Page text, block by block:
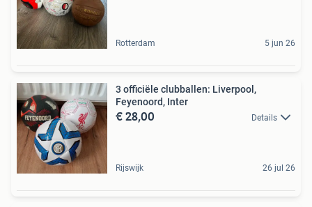
Rotterdam 5 jun 26
3 officiële clubballen: Liverpool,
Feyenoord, Inter
€ 28,00 Details
Rijswijk 26 jul 26